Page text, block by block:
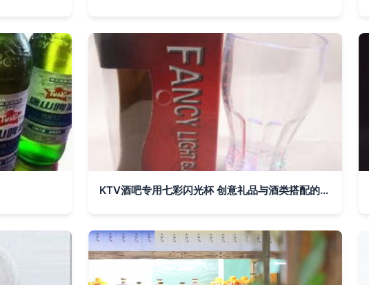
KTV酒吧专用七彩闪光杯 创意礼品与酒类搭配的新宠